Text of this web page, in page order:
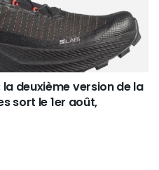
la deuxième version de la
sort le 1er août,